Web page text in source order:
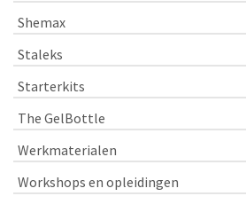
Shemax
Staleks
Starterkits
The GelBottle
Werkmaterialen
Workshops en opleidingen